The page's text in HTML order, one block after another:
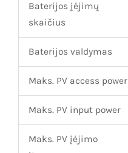
Baterijos įėjimų
skaičius
Baterijos valdymas
Maks. PV access power
Maks. PV input power
Maks. PV įėjimo